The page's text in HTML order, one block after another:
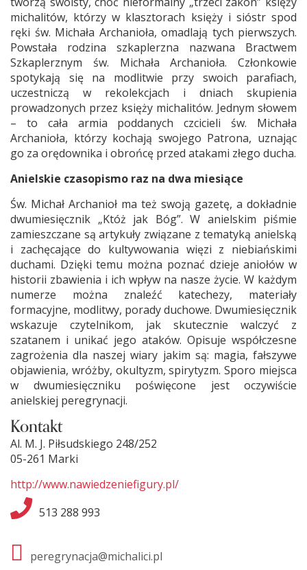
michalitów, którzy w klasztorach księży i sióstr spod
ręki św. Michała Archanioła, omadlają tych pierwszych.
Powstała rodzina szkaplerzna nazwana Bractwem
Szkaplerznym św. Michała Archanioła. Członkowie
spotykają się na modlitwie przy swoich parafiach,
uczestniczą w rekolekcjach i dniach skupienia
prowadzonych przez księży michalitów. Jednym słowem
– to cała armia poddanych czcicieli św. Michała
Archanioła, którzy kochają swojego Patrona, uznając
go za orędownika i obrońcę przed atakami złego ducha.
Anielskie czasopismo raz na dwa miesiące
Św. Michał Archanioł ma też swoją gazetę, a dokładnie
dwumiesięcznik „Któż jak Bóg”. W anielskim piśmie
zamieszczane są artykuły związane z tematyką anielską
i zachęcające do kultywowania więzi z niebiańskimi
duchami. Dzięki temu można poznać dzieje aniołów w
historii zbawienia i ich wpływ na nasze życie. W każdym
numerze można znaleźć katechezy, materiały
formacyjne, modlitwy, porady duchowe. Dwumiesięcznik
wskazuje czytelnikom, jak skutecznie walczyć z
szatanem i unikać jego ataków. Opisuje współczesne
zagrożenia dla naszej wiary jakim są: magia, fałszywe
objawienia, wróżby, okultyzm, spirytyzm. Sporo miejsca
w dwumiesięczniku poświęcone jest oczywiście
anielskiej peregrynacji.
Kontakt
Al. M. J. Piłsudskiego 248/252
05-261 Marki
http://www.nawiedzeniefigury.pl/
513 288 993
peregrynacja@michalici.pl